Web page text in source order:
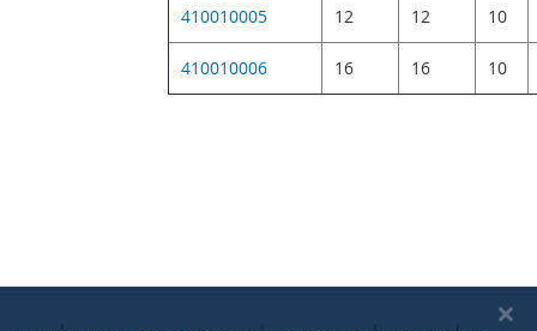
410010005 12 12 10
410010006 16 16 10